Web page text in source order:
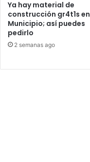
Ya hay material de
construcción gr4t1s en
Municipio; así puedes
pedirlo
2 semanas ago